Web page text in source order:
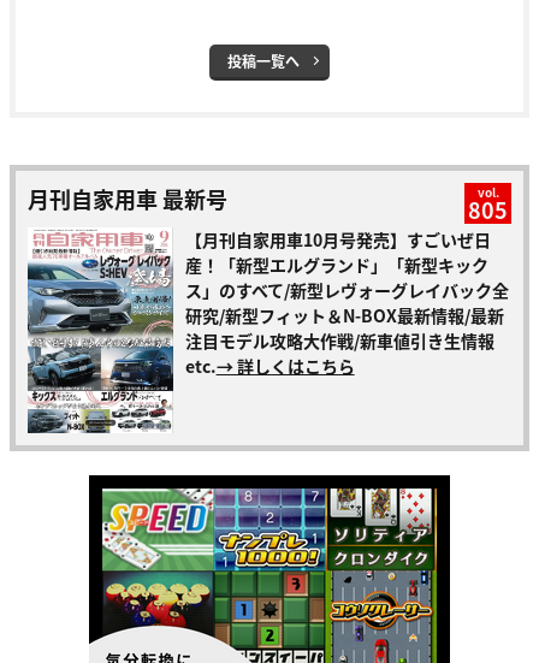
投稿一覧へ
月刊自家用車 最新号 vol.
805
【月刊自家用車10月号発売】すごいぜ日
産！「新型エルグランド」「新型キック
ス」のすべて/新型レヴォーグレイバック全
研究/新型フィット＆N-BOX最新情報/最新
注目モデル攻略大作戦/新車値引き生情報
etc.→ 詳しくはこちら